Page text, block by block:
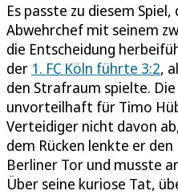
Es passte zu diesem
Abwehrchef mit seinem
die Entscheidung
der 1. FC Köln führte 3:2,
den Strafraum spielte.
unvorteilhaft für Timo
Verteidiger nicht davon
dem Rücken lenkte er
Berliner Tor und musste
Über seine kuriose Tat,